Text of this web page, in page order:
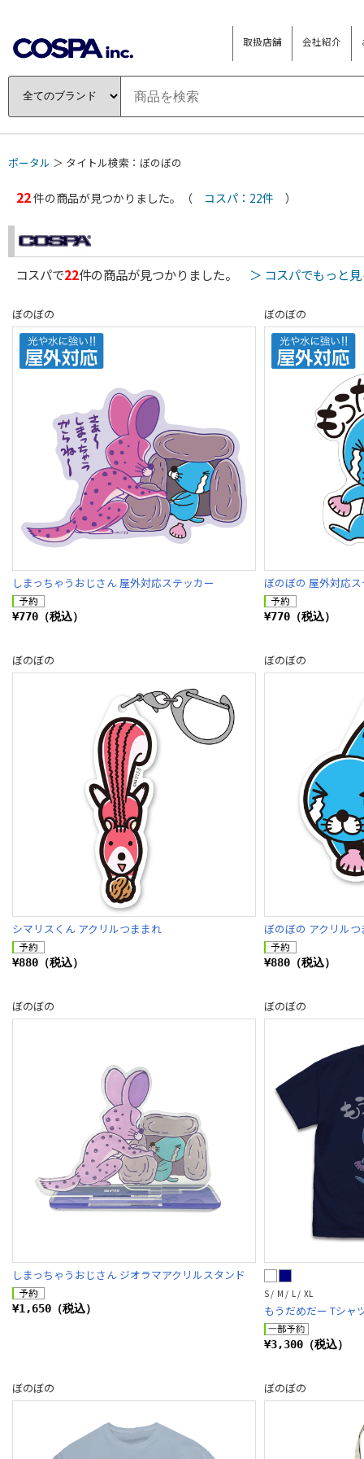
取扱店舗 会社紹介
ポータル ＞ タイトル検索：ぼのぼの
22件の商品が見つかりました。（ コスパ：22件 ）
コスパで22件の商品が見つかりました。 ＞ コスパでもっと
ぼのぼの
しまっちゃうおじさん 屋外対応ステッカー
¥770（税込）
ぼのぼの
ぼのぼの 屋外対応
¥770（税込）
ぼのぼの
シマリスくん アクリルつままれ
¥880（税込）
ぼのぼの
ぼのぼの アクリル
¥880（税込）
ぼのぼの
しまっちゃうおじさん ジオラマアクリルスタンド
¥1,650（税込）
ぼのぼの
S / M / L / XL
もうだめだー Tシャ
¥3,300（税込）
ぼのぼの ぼのぼの